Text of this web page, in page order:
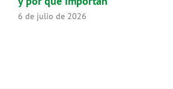
6 de julio de 2026